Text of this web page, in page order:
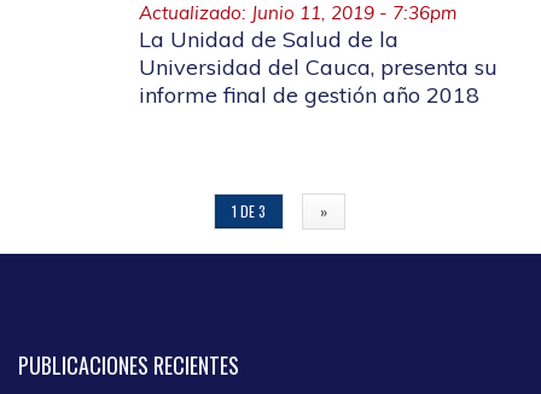
Actualizado: Junio 11, 2019 - 7:36pm
La Unidad de Salud de la
Universidad del Cauca, presenta su
informe final de gestión año 2018
1 DE 3 »
PUBLICACIONES RECIENTES